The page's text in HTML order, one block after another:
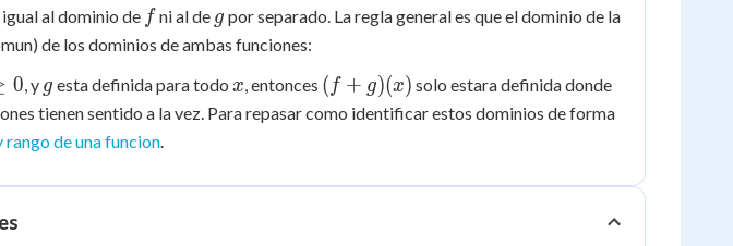
al dominio de ff ni al de g
g por separado. La regla general es que el dominio de la
de los dominios de ambas funciones:
0 , y g
g esta definida para todo x
x , entonces (f+g)
(x)
(f + g)(x) solo estara definida dondex
\ge
tienen sentido a la vez. Para repasar como identificar estos dominios de forma
rango de una funcion